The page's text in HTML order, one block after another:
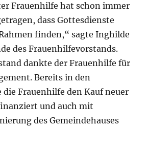
Frauenhilfe hat schon immer
dass Gottesdienste
finden,“ sagte Inghilde
des Frauenhilfevorstands.
dankte der Frauenhilfe für
Bereits in den
Frauenhilfe den Kauf neuer
und auch mit
des Gemeindehauses